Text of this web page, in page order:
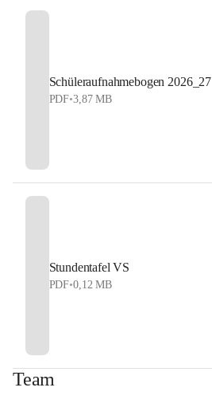
Schüleraufnahmebogen 2026_27
PDF•3,87 MB
Stundentafel VS
PDF•0,12 MB
Team